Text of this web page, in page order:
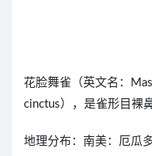
花脸舞雀（英文名：
cinctus），是雀形目裸
地理分布：南美：厄瓜